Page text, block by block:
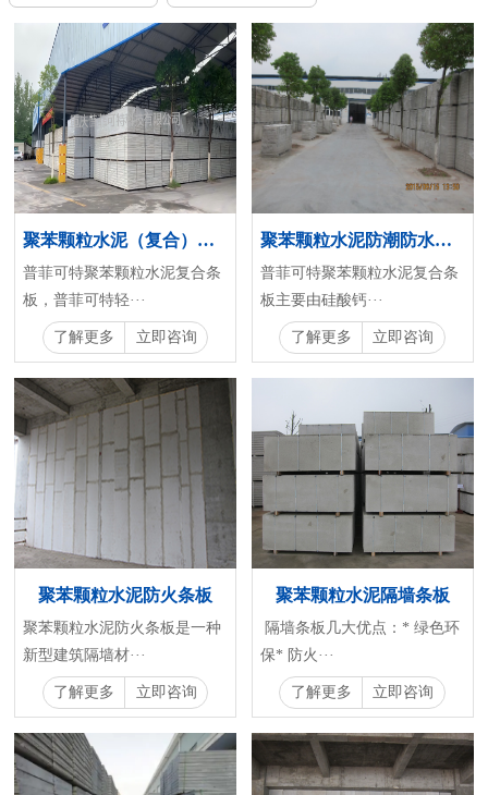
聚苯颗粒水泥（复合）条板
普菲可特聚苯颗粒水泥复合条
板，普菲可特轻···
了解更多 立即咨询
聚苯颗粒水泥防潮防水复合条板
普菲可特聚苯颗粒水泥复合条
板主要由硅酸钙···
了解更多 立即咨询
聚苯颗粒水泥防火条板
聚苯颗粒水泥防火条板是一种
新型建筑隔墙材···
了解更多 立即咨询
聚苯颗粒水泥隔墙条板
隔墙条板几大优点：* 绿色环
保* 防火···
了解更多 立即咨询